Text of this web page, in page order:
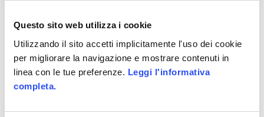
Questo sito web utilizza i cookie
Utilizzando il sito accetti implicitamente l'uso dei cookie
per migliorare la navigazione e mostrare contenuti in
linea con le tue preferenze. Leggi l'informativa
completa.